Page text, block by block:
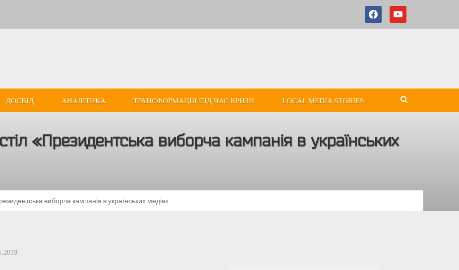
ДОСВІД АНАЛІТИКА ТРАНСФОРМАЦІЯ ПІД ЧАС КРИЗИ LOCAL MEDIA STORIES
«Президентська виборча кампанія в українських
виборча кампанія в українських медіа»